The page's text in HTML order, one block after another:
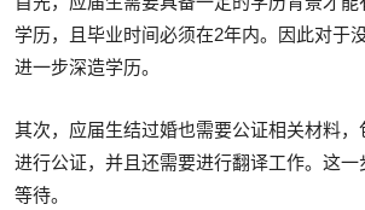
学历，且毕业时间必须在2年内。因此对于
进一步深造学历。
其次，应届生结过婚也需要公证相关材料
进行公证，并且还需要进行翻译工作。这
等待。